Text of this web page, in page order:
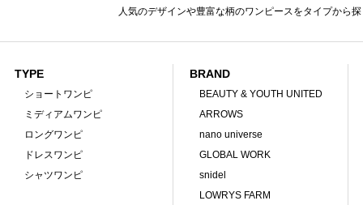
人気のデザインや豊富な柄のワンピースをタイプから
TYPE
ショートワンピ
ミディアムワンピ
ロングワンピ
ドレスワンピ
シャツワンピ
BRAND
BEAUTY & YOUTH UNITED
ARROWS
nano universe
GLOBAL WORK
snidel
LOWRYS FARM